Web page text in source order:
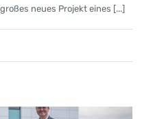
neues Projekt eines [...]